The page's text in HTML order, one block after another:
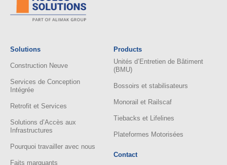
Solutions
Construction Neuve
Services de Conception
Intégrée
Retrofit et Services
Solutions d’Accès aux
Infrastructures
Pourquoi travailler avec nous
Faits marquants
Products
Unités d’Entretien de Bâtiment
(BMU)
Bossoirs et stabilisateurs
Monorail et Railscaf
Tiebacks et Lifelines
Plateformes Motorisées
Contact